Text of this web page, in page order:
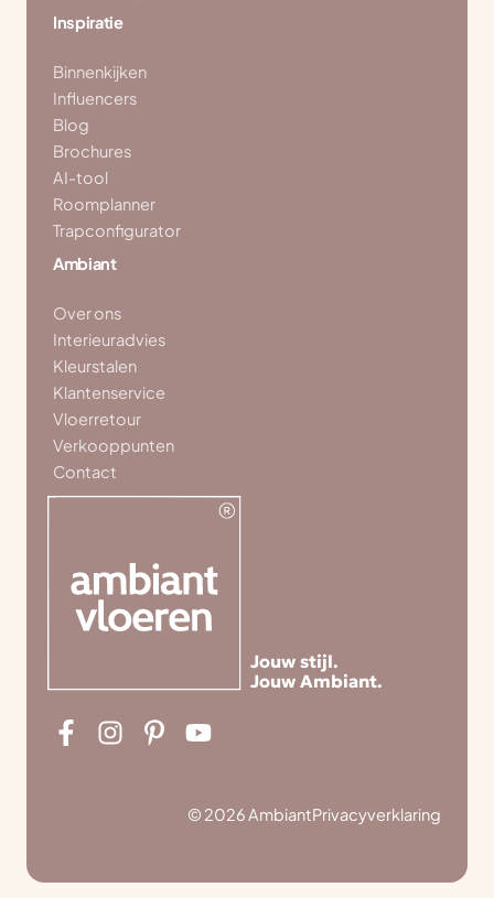
Inspiratie
Binnenkijken
Influencers
Blog
Brochures
AI-tool
Roomplanner
Trapconfigurator
Ambiant
Over ons
Interieuradvies
Kleurstalen
Klantenservice
Vloerretour
Verkooppunten
Contact
Jouw stijl.
Jouw Ambiant.
© 2026 AmbiantPrivacyverklaring